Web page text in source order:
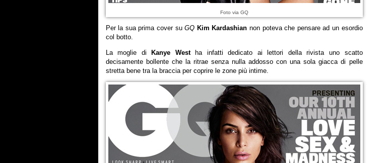
Foto via GQ
Per la sua prima cover suGQ Kim Kardashian non poteva che pensare ad un esordio
col botto.
La moglie di Kanye Westha infatti dedicato ai lettori della rivista uno scatto
decisamente bollente che la ritrae senza nulla addosso con una sola giacca di pelle
stretta bene tra la braccia per coprire le zone più intime.